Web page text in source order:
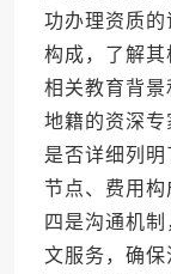
功办理资质
构成，了解
相关教育背
地籍的资深专
是否详细列
节点、费用构
四是沟通机
文服务，确